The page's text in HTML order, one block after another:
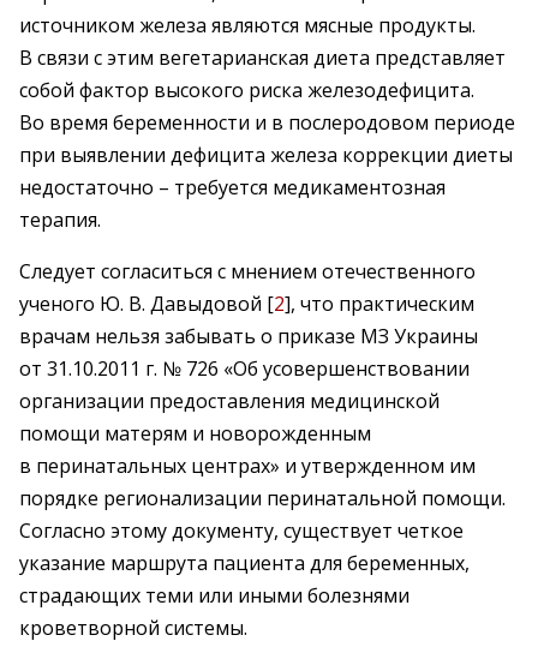
источником железа являются мясные продукты.
В связи с этим вегетарианская диета представляет
собой фактор высокого риска железодефицита.
Во время беременности и в послеродовом периоде
при выявлении дефицита железа коррекции диеты
недо­статочно – требуется медикаментозная
терапия.
Следует согласиться с мнением отечественного
ученого Ю. В. Давыдовой [2], что практическим
врачам нельзя забывать о приказе МЗ Украины
от 31.10.2011 г. № 726 «Об усовершенствовании
организации предоставления медицинской
помощи матерям и новорожденным
в перинатальных центрах» и утвержденном им
порядке регионализации перинатальной помощи.
Согласно этому документу, существует четкое
указание маршрута пациента для беременных,
страдающих теми или иными болезнями
кроветворной системы.